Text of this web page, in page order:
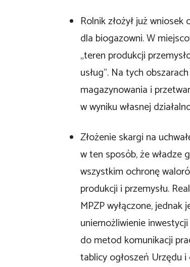
Rolnik złożył już
dla biogazowni. W
„teren produkcji
usług”. Na tych
magazynowania i
w wyniku własnej
Złożenie skargi na
w ten sposób, że władze
wszystkim ochronę
produkcji i przemysłu.
MPZP wyłączone,
uniemożliwienie
do metod komunikacji
tablicy ogłoszeń Urzędu